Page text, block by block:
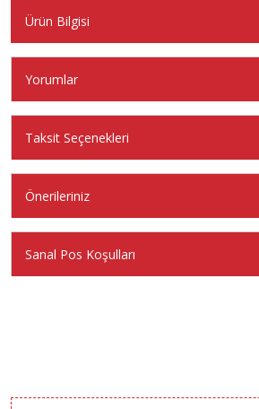
Ürün Bilgisi
Yorumlar
Taksit Seçenekleri
Önerileriniz
Sanal Pos Koşulları